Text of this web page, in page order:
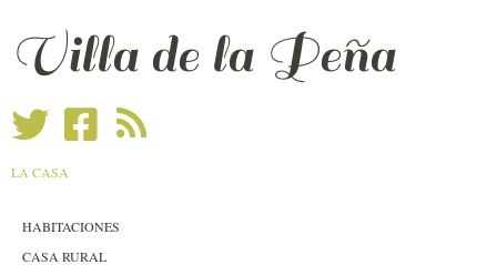
Villa de la Peña
LA CASA
HABITACIONES
CASA RURAL